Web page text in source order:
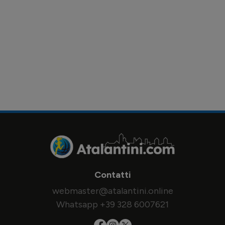
Contatti
webmaster@atalantini.online
Whatsapp +39 328 6007621